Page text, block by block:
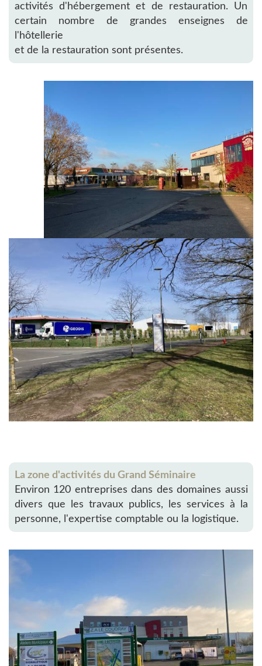
activités d'hébergement et de restauration. Un
certain nombre de grandes enseignes de
l'hôtellerie
et de la restauration sont présentes.
La zone d'activités du Grand Séminaire
Environ 120 entreprises dans des domaines aussi
divers que les travaux publics, les services à la
personne, l'expertise comptable ou la logistique.